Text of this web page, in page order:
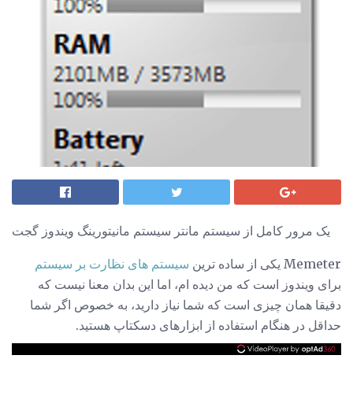
یک مرور کامل از سیستم مانتر سیستم مانیتورینگ ویندوز گجت
Memeter یکی از ساده ترین
سیستم های نظارت بر سیستم
برای ویندوز است که من دیده ام، اما این بدان معنا نیست که
دقیقا همان چیزی است که شما نیاز دارید، به خصوص اگر شما
حداقل در هنگام استفاده از ابزارهای دسکتاپ هستید.